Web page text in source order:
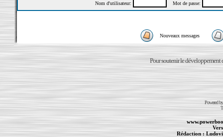
Nom d'utilisateur: Mot de passe:
Nouveaux messages
Pour soutenir le développement
Powered
Rédaction :